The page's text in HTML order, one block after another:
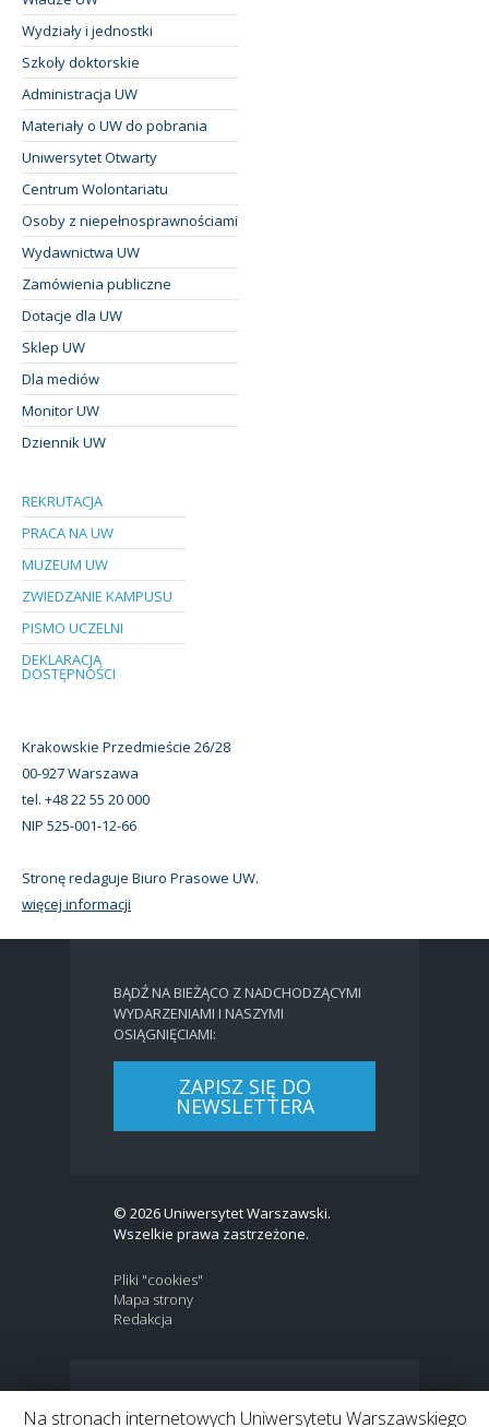
Wydziały i jednostki
Szkoły doktorskie
Administracja UW
Materiały o UW do pobrania
Uniwersytet Otwarty
Centrum Wolontariatu
Osoby z niepełnosprawnościami
Wydawnictwa UW
Zamówienia publiczne
Dotacje dla UW
Sklep UW
Dla mediów
Monitor UW
Dziennik UW
REKRUTACJA
PRACA NA UW
MUZEUM UW
ZWIEDZANIE KAMPUSU
PISMO UCZELNI
DEKLARACJA
DOSTĘPNOŚCI
Krakowskie Przedmieście 26/28
00-927 Warszawa
tel. +48 22 55 20 000
NIP 525-001-12-66
Stronę redaguje Biuro Prasowe UW.
więcej informacji
BĄDŹ NA BIEŻĄCO Z NADCHODZĄCYMI
WYDARZENIAMI I NASZYMI
OSIĄGNIĘCIAMI:
ZAPISZ SIĘ DO
NEWSLETTERA
© 2026 Uniwersytet Warszawski.
Wszelkie prawa zastrzeżone.
Pliki "cookies"
Mapa strony
Redakcja
Na stronach internetowych Uniwersytetu Warszawskiego